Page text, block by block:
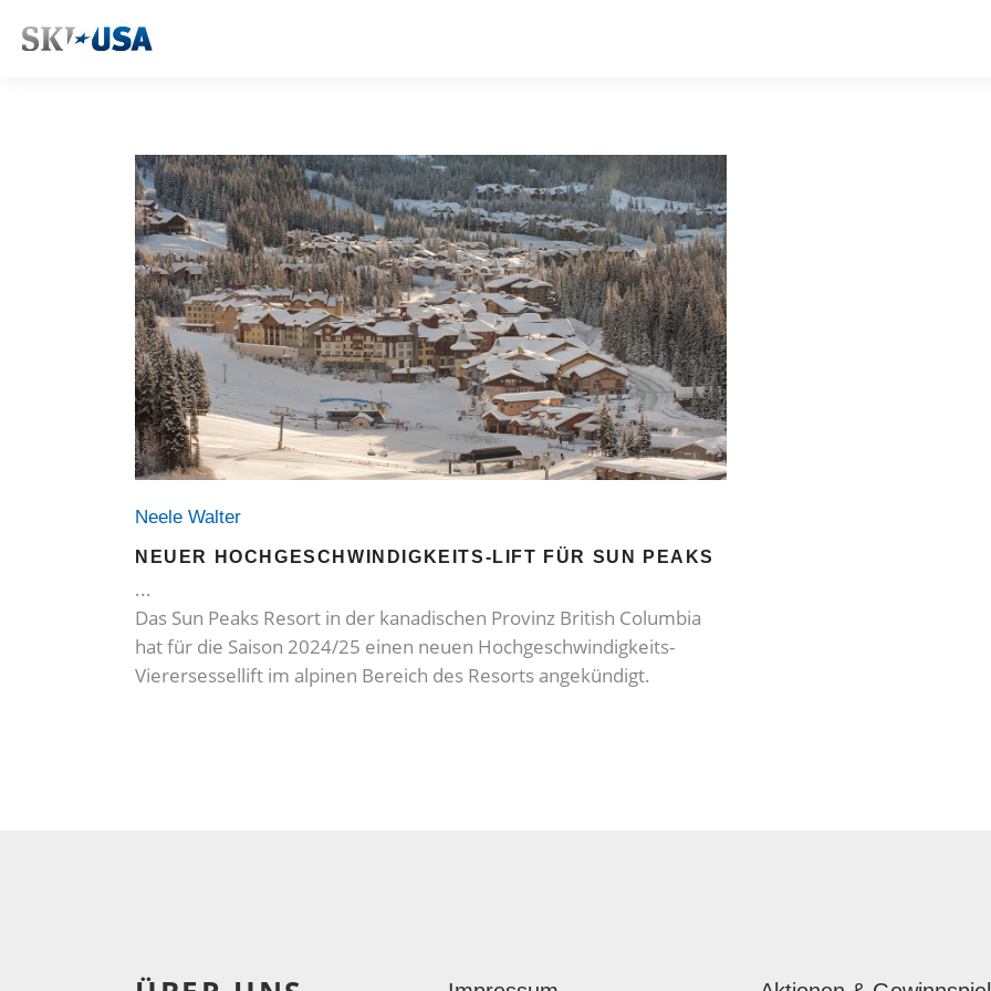
Neele Walter
NEUER HOCHGESCHWINDIGKEITS-LIFT FÜR SUN PEAKS
Das Sun Peaks Resort in der kanadischen Provinz British Columbia
hat für die Saison 2024/25 einen neuen Hochgeschwindigkeits-
Vierersessellift im alpinen Bereich des Resorts angekündigt.